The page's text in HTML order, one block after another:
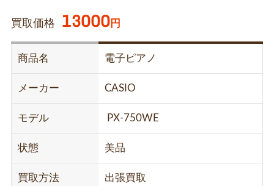
買取価格 13000円
商品名 電子ピアノ
メーカー CASIO
モデル PX-750WE
状態 美品
買取方法 出張買取